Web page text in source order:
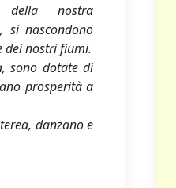
della nostra
si nascondono
dei nostri fiumi.
sono dotate di
prosperità a
danzano e